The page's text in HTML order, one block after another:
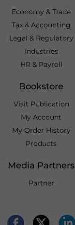
Economy & Trade
Tax & Accounting
Legal & Regulatory
Industries
HR & Payroll
Bookstore
Visit Publication
My Account
My Order History
Products
Media Partners
Partner